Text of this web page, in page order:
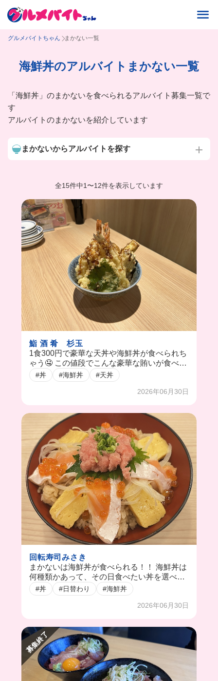
グルメバイトちゃん まかない一覧
海鮮丼のアルバイトまかない一覧
「海鮮丼」のまかないを食べられるアルバイト募集一覧で
す
アルバイトのまかないを紹介しています
まかないからアルバイトを探す
全15件中1 〜12件を表示しています
鮨 酒 肴 杉玉
1食300円で豪華な天丼や海鮮丼が食べられち
ゃう🤤 この値段でこんな豪華な賄いが食べら
れるなんて、、 揚げたてサクサクで賄いのた
めにシフト入りたくなる😂
#丼 #海鮮丼 #天丼
2026年06月30日
回転寿司みさき
まかないは海鮮丼が食べられる！！ 海鮮丼は
何種類かあって、その日食べたい丼を選べち
ゃうの🥹 新鮮な魚を使った海鮮丼がめちゃ美
味しかった！
#丼 #日替わり #海鮮丼
2026年06月30日
募集終了